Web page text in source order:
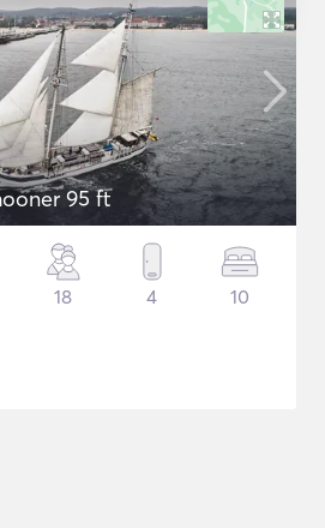
95 ft
18 4 10